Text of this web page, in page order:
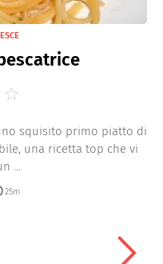
squisito primo piatto di
una ricetta top che vi
...
25m